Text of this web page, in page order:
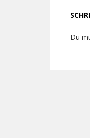
Du